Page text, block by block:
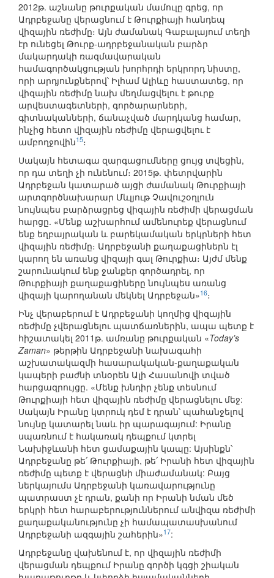
2012թ. աշնանը թուրքական մամուլը գրեց, որ
Ադրբեջանը վերացնում է Թուրքիայի հանդեպ
վիզային ռեժիմը։ Այն ժամանակ Գաբալայում տեղի
էր ունեցել Թուրք-ադրբեջանական բարձր
մակարդակի ռազմավարական
համագործակցության խորհրդի երկրորդ նիստը,
որի արդյունքներով՝ Իլհամ Ալիևը հաստատեց, որ
վիզային ռեժիմը նախ մեղմացվելու է թուրք
արվեստագետների, գործարարների,
գիտնականների, ճանաչված մարդկանց համար,
ինչից հետո վիզային ռեժիմը վերացվելու է
ամբողջովին15։
Սակայն հետագա զարգացումները ցույց տվեցին,
որ դա տեղի չի ունենում։ 2015թ. փետրվարին
Ադրբեջան կատարած այցի ժամանակ Թուրքիայի
արտգործնախարար Մևլյութ Չավուշօղլուն
նույնպես բարձրացրեց վիզային ռեժիմի վերացման
հարցը. «Մենք աշխարհում ամենուրեք վերացնում
ենք եղբայրական և բարեկամական երկրների հետ
վիզային ռեժիմը։ Ադրբեջանի քաղաքացիներն էլ
կարող են առանց վիզայի գալ Թուրքիա։ Այժմ մենք
շարունակում ենք ջանքեր գործադրել, որ
Թուրքիայի քաղաքացիները նույնպես առանց
վիզայի կարողանան մեկնել Ադրբեջան»16։
Ինչ վերաբերում է Ադրբեջանի կողմից վիզային
ռեժիմը չվերացնելու պատճառներին, ապա պետք է
հիշատակել 2011թ. ամռանը թուրքական «Today’s
Zaman» թերթին Ադրբեջանի նախագահի
աշխատակազմի հասարակական-քաղաքական
կապերի բաժնի տնօրեն Ալի Հասանովի տված
հարցազրույցը. «Մենք խնդիր չենք տեսնում
Թուրքիայի հետ վիզային ռեժիմը վերացնելու մեջ:
Սակայն Իրանը կտրուկ դեմ է դրան՝ պահանջելով
նույնը կատարել նաև իր պարագայում: Իրանը
սպառնում է հակառակ դեպքում կտրել
Նախիջևանի հետ ցամաքային կապը: Այսինքն՝
Ադրբեջանը թե՛ Թուրքիայի, թե՛ Իրանի հետ վիզային
ռեժիմը պետք է վերացնի միաժամանակ: Բայց
ներկայումս Ադրբեջանի կառավարությունը
պատրաստ չէ դրան, քանի որ Իրանի նման մեծ
երկրի հետ հարաբերություններում անվիզա ռեժիմի
քաղաքականությունը չի համապատասխանում
Ադրբեջանի ազգային շահերին»17:
Ադրբեջանը վախենում է, որ վիզային ռեժիմի
վերացման դեպքում Իրանը գործի կգցի շիական